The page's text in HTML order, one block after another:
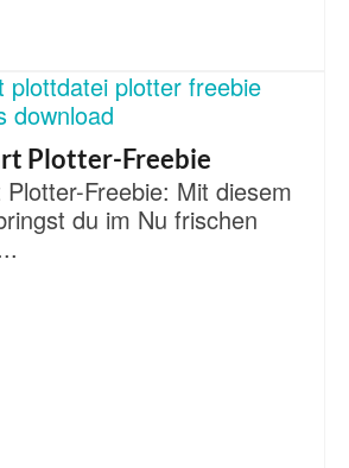
Plotter-Freebie
Freebie: Mit diesem
du im Nu frischen